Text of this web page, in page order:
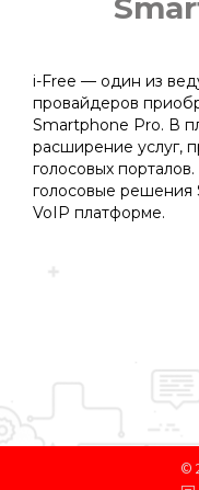
i-Free — один из
провайдеров
Smartphone Pro. В
расширение услуг,
голосовых
голосовые решения
VoIP платформе.
©